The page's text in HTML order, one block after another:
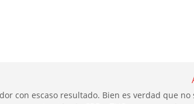
con escaso resultado. Bien es verdad que